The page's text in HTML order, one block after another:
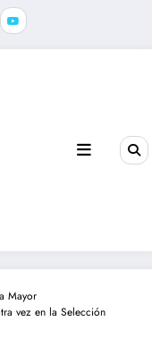
Mayor
vez en la Selección